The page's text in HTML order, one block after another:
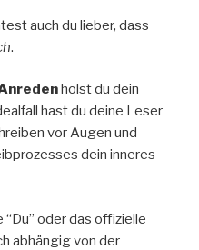
auch du lieber, dass
.
holst du dein
hast du deine Leser
vor Augen und
dein inneres
oder das offizielle
abhängig von der